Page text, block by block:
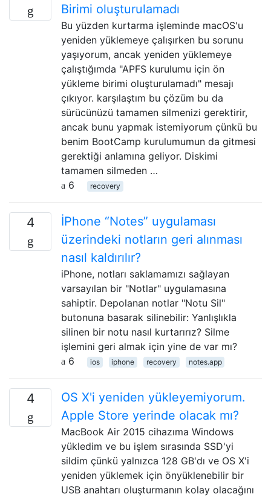
Birimi oluşturulamadı
Bu yüzden kurtarma işleminde macOS'u
yeniden yüklemeye çalışırken bu sorunu
yaşıyorum, ancak yeniden yüklemeye
çalıştığımda "APFS kurulumu için ön
yükleme birimi oluşturulamadı" mesajı
çıkıyor. karşılaştım bu çözüm bu da
sürücünüzü tamamen silmenizi gerektirir,
ancak bunu yapmak istemiyorum çünkü bu
benim BootCamp kurulumumun da gitmesi
gerektiği anlamına geliyor. Diskimi
tamamen silmeden …
6
recovery
4
İPhone “Notes” uygulaması
üzerindeki notların geri alınması
nasıl kaldırılır?
iPhone, notları saklamamızı sağlayan
varsayılan bir "Notlar" uygulamasına
sahiptir. Depolanan notlar "Notu Sil"
butonuna basarak silinebilir: Yanlışlıkla
silinen bir notu nasıl kurtarırız? Silme
işlemini geri almak için yine de var mı?
6
ios iphone recovery notes.app
4
OS X'i yeniden yükleyemiyorum.
Apple Store yerinde olacak mı?
MacBook Air 2015 cihazıma Windows
yükledim ve bu işlem sırasında SSD'yi
sildim çünkü yalnızca 128 GB'dı ve OS X'i
yeniden yüklemek için önyüklenebilir bir
USB anahtarı oluşturmanın kolay olacağını